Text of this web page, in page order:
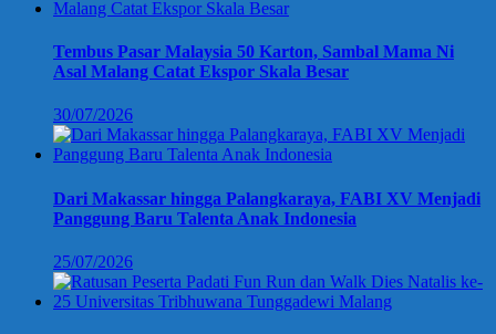
Tembus Pasar Malaysia 50 Karton, Sambal Mama Ni
Asal Malang Catat Ekspor Skala Besar
30/07/2026
Dari Makassar hingga Palangkaraya, FABI XV Menjadi
Panggung Baru Talenta Anak Indonesia
25/07/2026